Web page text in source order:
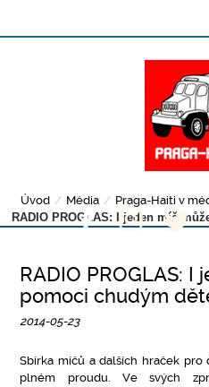
Úvod / Média / Praga-Haiti v
RADIO PROGLAS: I jeden míč
RADIO PROGLAS: I
pomoci chudým
2014-05-23
Sbírka míčů a dalších hraček
plném proudu. Ve svých